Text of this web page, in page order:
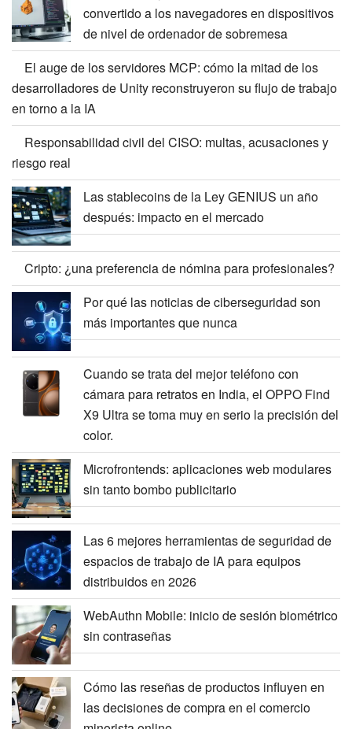
WebAssembly 2026: Cómo Wasm ha
convertido a los navegadores en dispositivos
de nivel de ordenador de sobremesa
El auge de los servidores MCP: cómo la mitad
de los desarrolladores de Unity
reconstruyeron su flujo de trabajo en torno a
la IA
Responsabilidad civil del CISO: multas, acusaciones y
riesgo real
Las stablecoins de la Ley GENIUS un año
después: impacto en el mercado
Cripto: ¿una preferencia de nómina para
profesionales?
Por qué las noticias de ciberseguridad son
más importantes que nunca
Cuando se trata del mejor teléfono con
cámara para retratos en India, el OPPO Find
X9 Ultra se toma muy en serio la precisión del
color.
Microfrontends: aplicaciones web modulares
sin tanto bombo publicitario
Las 6 mejores herramientas de seguridad de
espacios de trabajo de IA para equipos
distribuidos en 2026
WebAuthn Mobile: inicio de sesión biométrico
sin contraseñas